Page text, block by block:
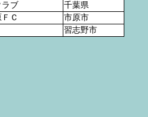
ブ
千葉県
Ｃ
市原市
習志野市